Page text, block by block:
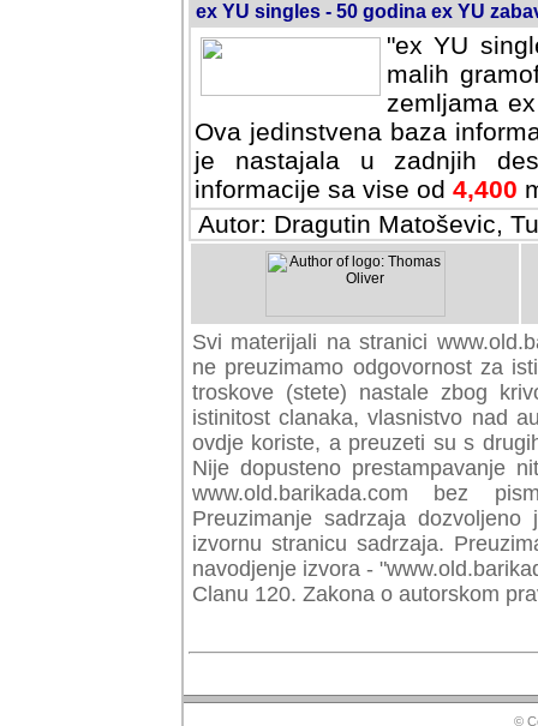
ex YU singles - 50 godina ex YU
"ex YU
malih
zemljama
Ova jedinstvena baza
je nastajala u zadnjih
informacije sa vise od 4,400
Autor: Dragutin Matoševic,
Svi materijali na stranici
preuzimamo odgovornost za
troskove (stete) nastale zbog
istinitost clanaka, vlasnistvo nad
ovdje koriste, a preuzeti su s
Nije dopusteno prestampavanje
www.old.barikada.com bez
Preuzimanje sadrzaja
izvornu stranicu sadrzaja.
navodjenje izvora -
Clanu 120. Zakona o autorskom
©